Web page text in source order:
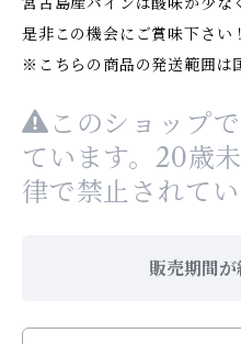
是非この機会にご賞味下さい！
※こちらの商品の発送範囲は
このショップ
ています。20歳
律で禁止されてい
販売期間